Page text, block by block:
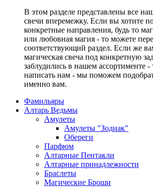
В этом разделе представлены все
свечи вперемежку. Если вы хотите
конкретные направления, будь то
или любовная магия - то можете
соответствующий раздел. Если же
магическая свеча под конкретную
заблудились в нашем ассортименте -
написать нам - мы поможем
именно вам.
Фамильяры
Алтарь Ведьмы
Амулеты
Амулеты "Зодиак"
Обереги
Парфюм
Алтарные Пентакли
Алтарные принадлежности
Браслеты
Магические Броши